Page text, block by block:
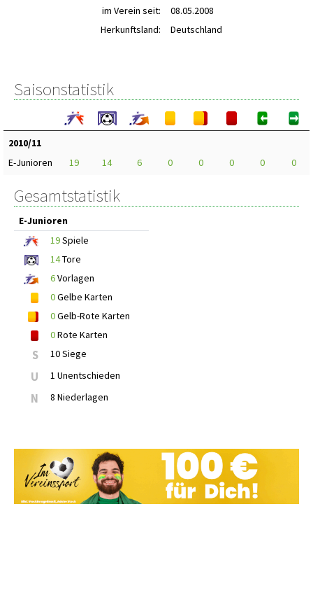
im Verein seit:
08.05.2008
Herkunftsland:
Deutschland
Saisonstatistik
2010/11
E-Junioren
19 14 6 0 0 0 0 0
Gesamtstatistik
E-Junioren
19Spiele
14Tore
6Vorlagen
0Gelbe Karten
0Gelb-Rote Karten
0Rote Karten
S 10 Siege
U 1 Unentschieden
N 8 Niederlagen